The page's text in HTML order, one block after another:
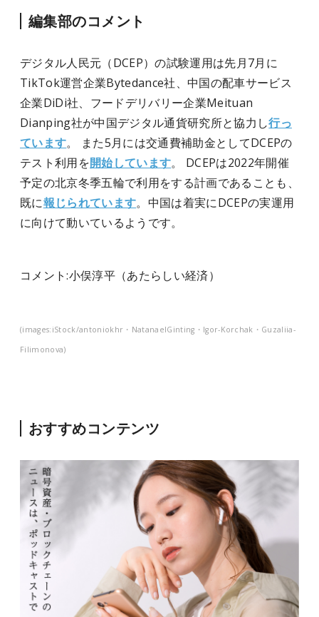
編集部のコメント
デジタル人民元（DCEP）の試験運用は先月7月に
TikTok運営企業Bytedance社、中国の配車サービス
企業DiDi社、フードデリバリー企業Meituan
Dianping社が中国デジタル通貨研究所と協力し行っ
ています。 また5月には交通費補助金としてDCEPの
テスト利用を開始しています。 DCEPは2022年開催
予定の北京冬季五輪で利用をする計画であることも、
既に報じられています。中国は着実にDCEPの実運用
に向けて動いているようです。
コメント:小俣淳平（あたらしい経済）
(images:iStock/antoniokhr・NatanaelGinting・Igor-Korchak・Guzaliia-
Filimonova)
おすすめコンテンツ